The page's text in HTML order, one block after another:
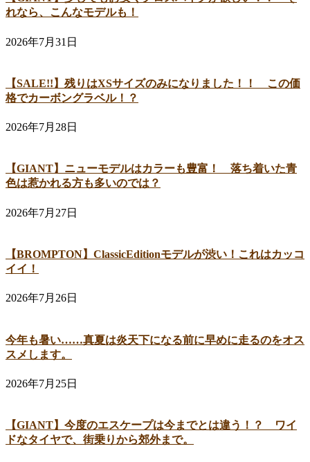
れなら、こんなモデルも！
2026年7月31日
【SALE!!】残りはXSサイズのみになりました！！ この価
格でカーボングラベル！？
2026年7月28日
【GIANT】ニューモデルはカラーも豊富！ 落ち着いた青
色は惹かれる方も多いのでは？
2026年7月27日
【BROMPTON】ClassicEditionモデルが渋い！これはカッコ
イイ！
2026年7月26日
今年も暑い……真夏は炎天下になる前に早めに走るのをオス
スメします。
2026年7月25日
【GIANT】今度のエスケープは今までとは違う！？ ワイ
ドなタイヤで、街乗りから郊外まで。